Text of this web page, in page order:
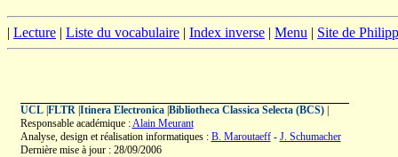
| Lecture | Liste du vocabulaire | Index inverse | Menu | Site de
UCL| FLTR| Itinera Electronica| Bibliotheca Classica Selecta (BCS)|
Responsable académique :Alain Meurant
Analyse, design et réalisation informatiques : B. Maroutaeff- J. Schumacher
Dernière mise à jour : 28/09/2006